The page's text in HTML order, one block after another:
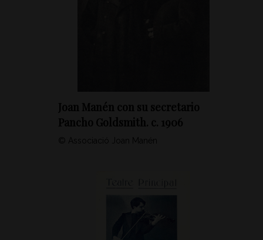
Joan Manén con su secretario
Pancho Goldsmith. c. 1906
© Associació Joan Manén